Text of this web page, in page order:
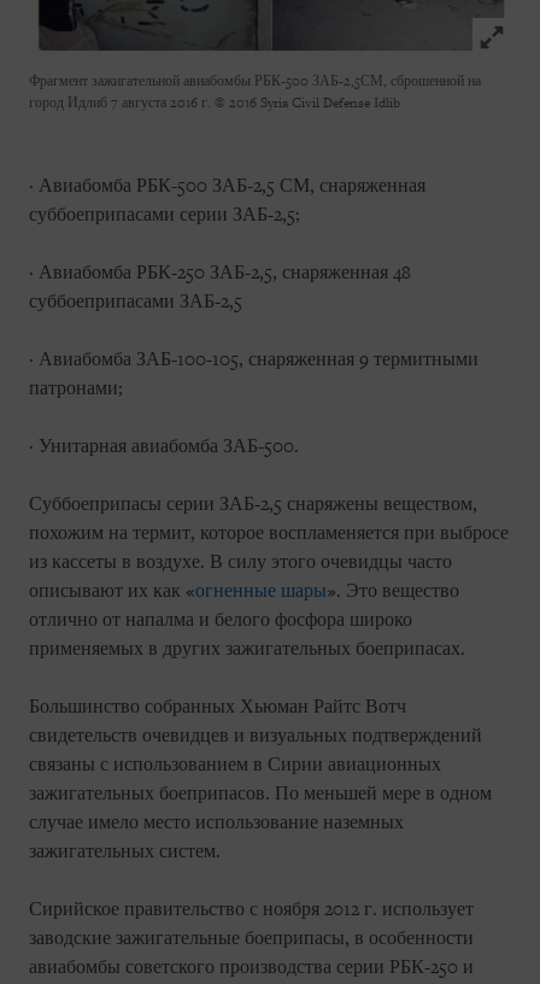
Click
Фрагмент зажигательной авиабомбы РБК-500 ЗАБ-2,5СМ, сброшенной на
город Идлиб 7 августа 2016 г. © 2016 Syria Civil Defense Idlib
· Авиабомба РБК-500 ЗАБ-2,5 СМ, снаряженная
суббоеприпасами серии ЗАБ-2,5;
· Авиабомба РБК-250 ЗАБ-2,5, снаряженная 48
суббоеприпасами ЗАБ-2,5
· Авиабомба ЗАБ-100-105, снаряженная 9 термитными
патронами;
· Унитарная авиабомба ЗАБ-500.
Суббоеприпасы серии ЗАБ-2,5 снаряжены веществом,
похожим на термит, которое воспламеняется при выбросе
из кассеты в воздухе. В силу этого очевидцы часто
описывают их как «огненные шары». Это вещество
отлично от напалма и белого фосфора широко
применяемых в других зажигательных боеприпасах.
Большинство собранных Хьюман Райтс Вотч
свидетельств очевидцев и визуальных подтверждений
связаны с использованием в Сирии авиационных
зажигательных боеприпасов. По меньшей мере в одном
случае имело место использование наземных
зажигательных систем.
Сирийское правительство с ноября 2012 г. использует
заводские зажигательные боеприпасы, в особенности
авиабомбы советского производства серии РБК-250 и